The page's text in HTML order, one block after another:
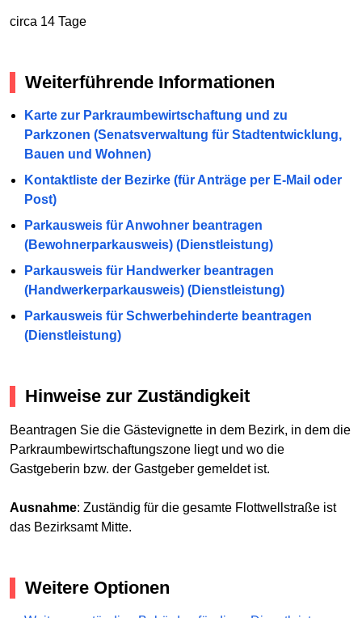
circa 14 Tage
Weiterführende Informationen
Karte zur Parkraumbewirtschaftung und zu
Parkzonen (Senatsverwaltung für Stadtentwicklung,
Bauen und Wohnen)
Kontaktliste der Bezirke (für Anträge per E-Mail oder
Post)
Parkausweis für Anwohner beantragen
(Bewohnerparkausweis) (Dienstleistung)
Parkausweis für Handwerker beantragen
(Handwerkerparkausweis) (Dienstleistung)
Parkausweis für Schwerbehinderte beantragen
(Dienstleistung)
Hinweise zur Zuständigkeit
Beantragen Sie die Gästevignette in dem Bezirk, in dem die
Parkraumbewirtschaftungszone liegt und wo die
Gastgeberin bzw. der Gastgeber gemeldet ist.
Ausnahme: Zuständig für die gesamte Flottwellstraße ist
das Bezirksamt Mitte.
Weitere Optionen